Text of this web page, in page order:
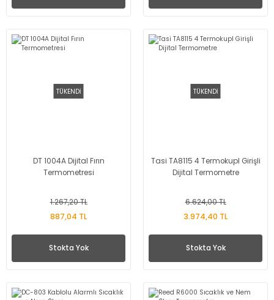
TÜKENDİ
DT 1004A Dijital Fırın
Termometresi
1.267,20 TL
887,04 TL
Stokta Yok
TÜKENDİ
Tasi TA8115 4 Termokupl Girişli
Dijital Termometre
6.624,00 TL
3.974,40 TL
Stokta Yok